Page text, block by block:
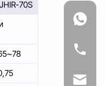
JHIR-70S